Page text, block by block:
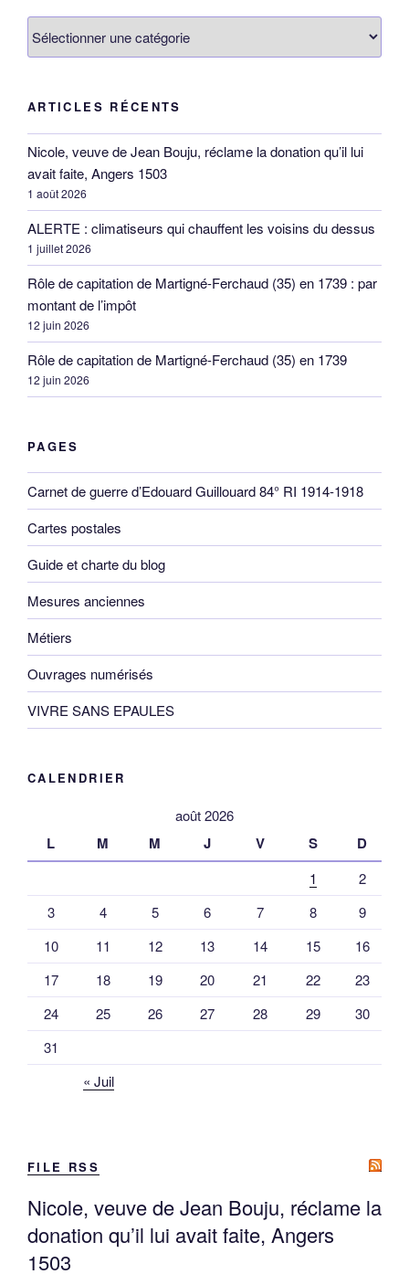
ARTICLES RÉCENTS
Nicole, veuve de Jean Bouju, réclame la donation qu’il lui
avait faite, Angers 1503
1 août 2026
ALERTE : climatiseurs qui chauffent les voisins du dessus
1 juillet 2026
Rôle de capitation de Martigné-Ferchaud (35) en 1739 : par
montant de l’impôt
12 juin 2026
Rôle de capitation de Martigné-Ferchaud (35) en 1739
12 juin 2026
PAGES
Carnet de guerre d’Edouard Guillouard 84° RI 1914-1918
Cartes postales
Guide et charte du blog
Mesures anciennes
Métiers
Ouvrages numérisés
VIVRE SANS EPAULES
CALENDRIER
août 2026
L M M J V S D
1
2
3
4 5 6 7 8
9
10
11 12 13 14 15
16
17
18 19 20 21 22
23
24
25 26 27 28 29
30
31
« Juil
FILE RSS
Nicole, veuve de Jean Bouju, réclame la
donation qu’il lui avait faite, Angers
1503